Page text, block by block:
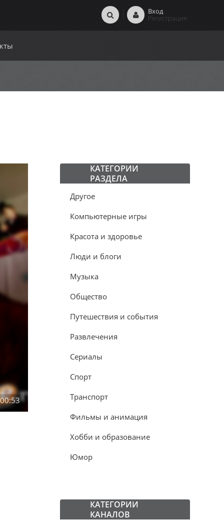
Вход
Регистрация
КАТЕГОРИИ
РАЗДЕЛА
Другое
Компьютерные игры
Красота и здоровье
Люди и блоги
Музыка
Общество
Путешествия и события
Развлечения
Сериалы
Спорт
Транспорт
Фильмы и анимация
Хобби и образование
Юмор
КАТЕГОРИИ
КАНАЛОВ